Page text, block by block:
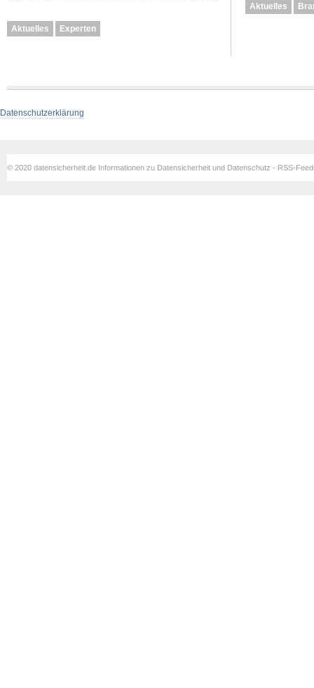
Aktuelles Experten
Aktuelles
Datenschutzerklärung
© 2020 datensicherheit.de Informationen zu Datensicherheit und Datenschutz - RSS-